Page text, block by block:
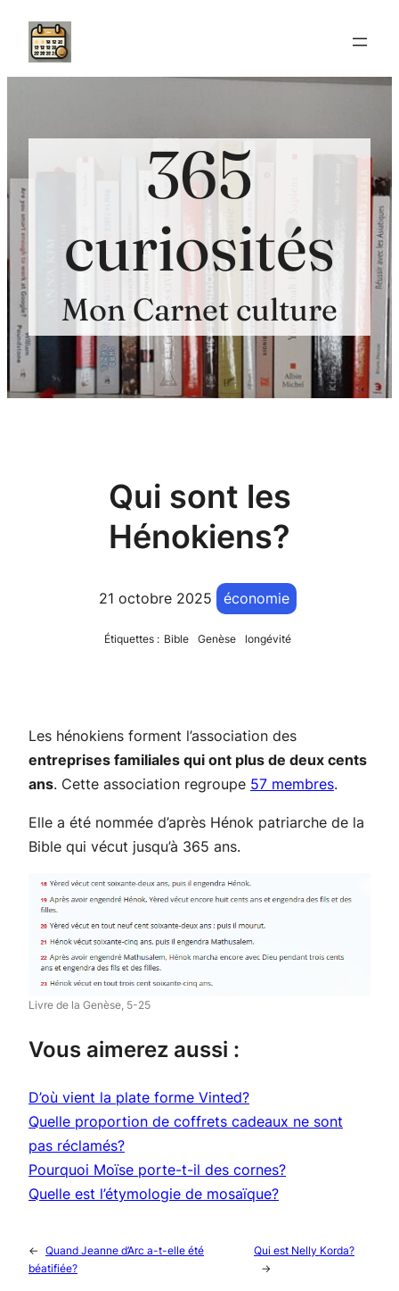
Aller
contenu
365
curiosités
Mon Carnet culture
Qui sont les
Hénokiens?
21 octobre 2025 économie
Étiquettes : Bible Genèse longévité
Les hénokiens forment l’association des
entreprises familiales qui ont plus de deux cents
ans. Cette association regroupe 57 membres.
Elle a été nommée d’après Hénok patriarche de la
Bible qui vécut jusqu’à 365 ans.
Livre de la Genèse, 5-25
Vous aimerez aussi :
D’où vient la plate forme Vinted?
Quelle proportion de coffrets cadeaux ne sont
pas réclamés?
Pourquoi Moïse porte-t-il des cornes?
Quelle est l’étymologie de mosaïque?
← Quand Jeanne d’Arc a-t-elle été
béatifiée?
Qui est Nelly Korda?
→